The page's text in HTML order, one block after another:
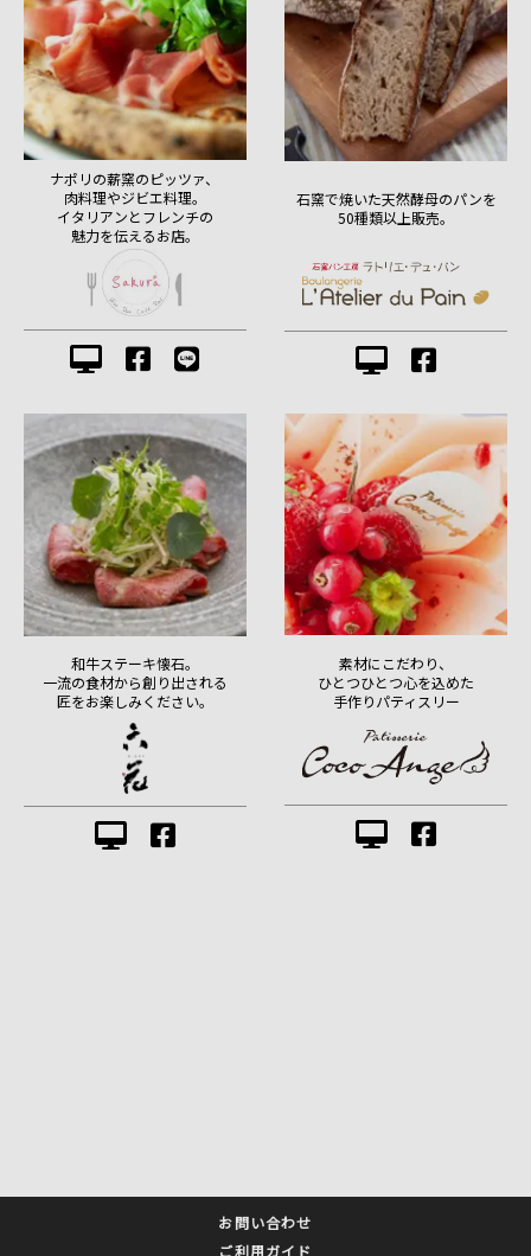
ナポリの薪窯のピッツァ、
肉料理やジビエ料理。
イタリアンとフレンチの
魅力を伝えるお店。
石窯で焼いた天然酵母のパンを
50種類以上販売。
和牛ステーキ懐石。
一流の食材から創り出される
匠をお楽しみください。
素材にこだわり、
ひとつひとつ心を込めた
手作りパティスリー
お問い合わせ
ご利用ガイド